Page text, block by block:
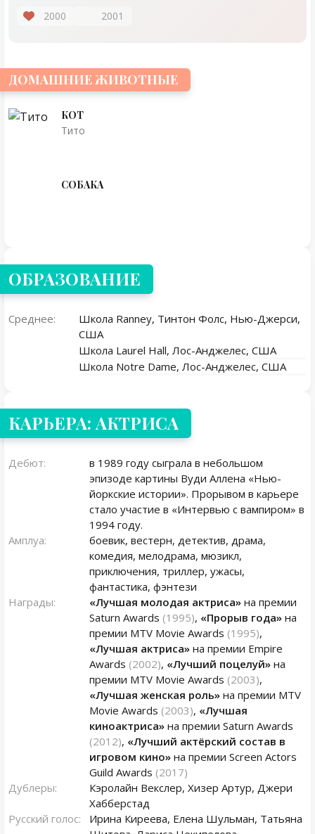
2000 2001
ДОМАШНИЕ ЖИВОТНЫЕ
КОТ
Тито
СОБАКА
ОБРАЗОВАНИЕ
Среднее:
Школа Ranney, Тинтон Фолс, Нью-Джерси,
США
Школа Laurel Hall, Лос-Анджелес, США
Школа Notre Dame, Лос-Анджелес, США
КАРЬЕРА: АКТРИСА
Дебют:
в 1989 году сыграла в небольшом
эпизоде картины Вуди Аллена «Нью-
йоркские истории». Прорывом в карьере
стало участие в «Интервью с вампиром» в
1994 году.
Амплуа:
боевик, вестерн, детектив, драма,
комедия, мелодрама, мюзикл,
приключения, триллер, ужасы,
фантастика, фэнтези
Награды:
«Лучшая молодая актриса» на премии
Saturn Awards (1995), «Прорыв года» на
премии MTV Movie Awards (1995),
«Лучшая актриса» на премии Empire
Awards (2002), «Лучший поцелуй» на
премии MTV Movie Awards (2003),
«Лучшая женская роль» на премии MTV
Movie Awards (2003), «Лучшая
киноактриса» на премии Saturn Awards
(2012), «Лучший актёрский состав в
игровом кино» на премии Screen Actors
Guild Awards (2017)
Дублеры:
Кэролайн Векслер, Хизер Артур, Джери
Хабберстад
Русский голос:
Ирина Киреева, Елена Шульман, Татьяна